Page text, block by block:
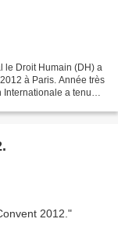
le Droit Humain (DH) a
à Paris. Année très
Internationale a tenue